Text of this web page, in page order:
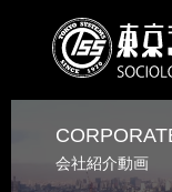
会社紹介動画